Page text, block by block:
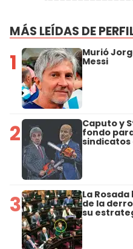
MÁS LEÍDAS DE
1 Murió
Messi
2 Caputo y
fondo
sindicatos
3 La
de la
su